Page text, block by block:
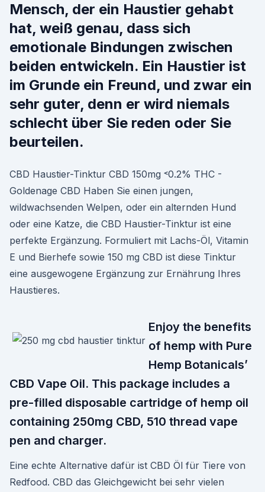
Mensch, der ein Haustier gehabt
hat, weiß genau, dass sich
emotionale Bindungen zwischen
beiden entwickeln. Ein Haustier ist
im Grunde ein Freund, und zwar ein
sehr guter, denn er wird niemals
schlecht über Sie reden oder Sie
beurteilen.
CBD Haustier-Tinktur CBD 150mg ˂0.2% THC -
Goldenage CBD Haben Sie einen jungen,
wildwachsenden Welpen, oder ein alternden Hund
oder eine Katze, die CBD Haustier-Tinktur ist eine
perfekte Ergänzung. Formuliert mit Lachs-Öl, Vitamin
E und Bierhefe sowie 150 mg CBD ist diese Tinktur
eine ausgewogene Ergänzung zur Ernährung Ihres
Haustieres.
Enjoy the benefits
of hemp with Pure
Hemp Botanicals’
CBD Vape Oil. This package includes a
pre-filled disposable cartridge of hemp oil
containing 250mg CBD, 510 thread vape
pen and charger.
Eine echte Alternative dafür ist CBD Öl für Tiere von
Redfood. CBD das Gleichgewicht bei sehr vielen